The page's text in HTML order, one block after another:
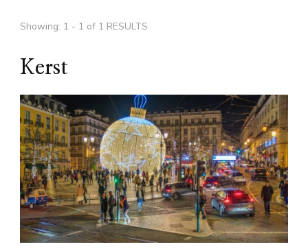
Showing: 1 - 1 of 1 RESULTS
Kerst